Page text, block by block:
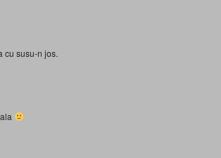
cu susu-n jos.